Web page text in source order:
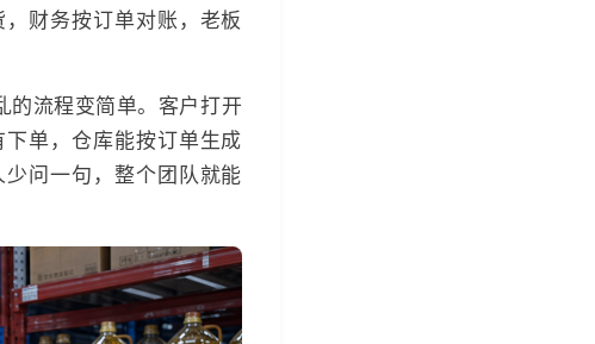
财务按订单对账，老板
的流程变简单。客户打开
单，仓库能按订单生成
问一句，整个团队就能